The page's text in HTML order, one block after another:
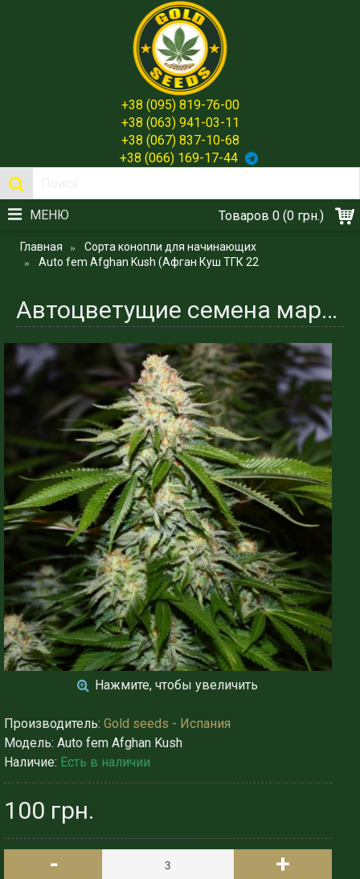
+38 (095) 819-76-00
+38 (063) 941-03-11
+38 (067) 837-10-68
+38 (066) 169-17-44
Товаров 0 (0 грн.)
МЕНЮ
Главная
Сорта конопли для начинающих
Auto fem Afghan Kush (Афган Куш ТГК 22
Автоцветущие семена марихуаны сорта - Afghan Kush Испания - Gold Seeds
Нажмите, чтобы увеличить
Производитель: Gold seeds - Испания
Модель: Auto fem Afghan Kush
Наличие: Есть в наличии
100 грн.
-
+